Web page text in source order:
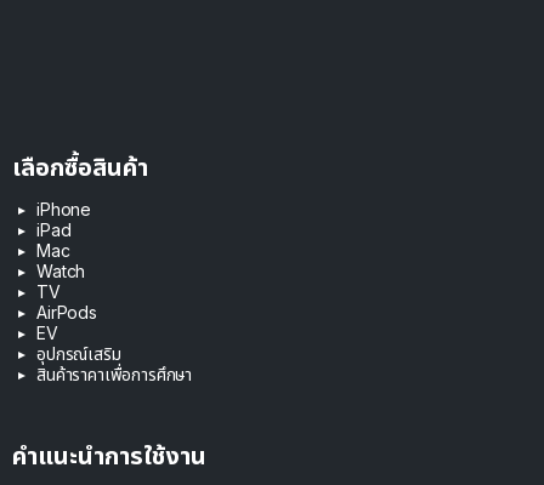
เลือกซื้อสินค้า
iPhone
iPad
Mac
Watch
TV
AirPods
EV
อุปกรณ์เสริม
สินค้าราคาเพื่อการศึกษา
คำแนะนำการใช้งาน